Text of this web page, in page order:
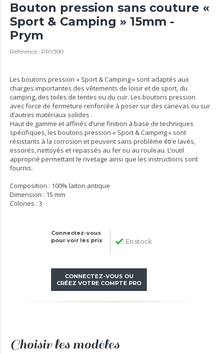
Bouton pression sans couture «
Sport & Camping » 15mm -
Prym
Référence : PRY390
Les boutons pression « Sport & Camping » sont adaptés aux
charges importantes des vêtements de loisir et de sport, du
camping, des toiles de tentes ou du cuir. Les boutons pression
avec force de fermeture renforcée à poser sur des canevas ou sur
d’autres matériaux solides .
Haut de gamme et affinés d’une finition à base de techniques
spécifiques, les boutons pression « Sport & Camping » sont
résistants à la corrosion et peuvent sans problème être lavés,
essorés, nettoyés et repassés au fer ou au rouleau. L’outil
approprié permettant le rivetage ainsi que les instructions sont
fournis.
Composition : 100% laiton antique
Dimension : 15 mm
Colories : 3
Connectez-vous
pour voir les prix
En stock
CONNECTEZ-VOUS OU
CRÉEZ VOTRE COMPTE PRO
Choisir les modèles